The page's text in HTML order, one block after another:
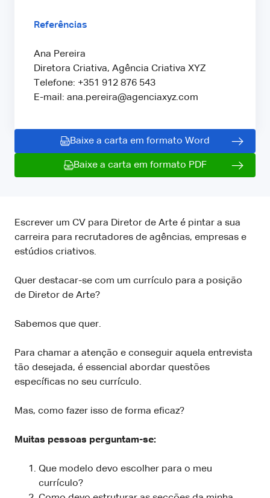
Referências
Ana Pereira
Diretora Criativa, Agência Criativa XYZ
Telefone: +351 912 876 543
E-mail: ana.pereira@agenciaxyz.com
Baixe a carta em formato Word
Baixe a carta em formato PDF
Escrever um CV para Diretor de Arte é pintar a sua
carreira para recrutadores de agências, empresas e
estúdios criativos.
Quer destacar-se com um currículo para a posição
de Diretor de Arte?
Sabemos que quer.
Para chamar a atenção e conseguir aquela entrevista
tão desejada, é essencial abordar questões
específicas no seu currículo.
Mas, como fazer isso de forma eficaz?
Muitas pessoas perguntam-se:
Que modelo devo escolher para o meu
currículo?